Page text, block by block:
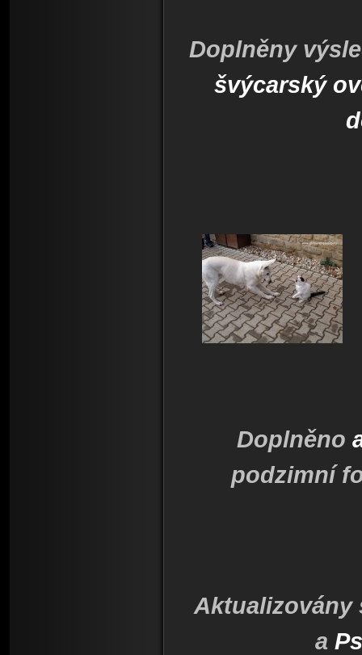
Doplněny
švýcarský
Doplněno
podzimní
Aktualizovány
a